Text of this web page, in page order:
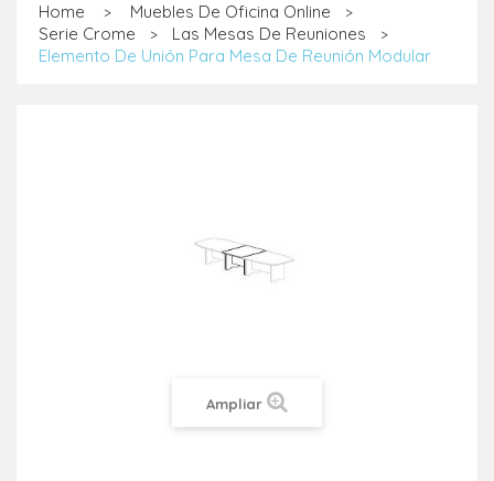
Home > Muebles De Oficina Online >
Serie Crome > Las Mesas De Reuniones >
Elemento De Unión Para Mesa De Reunión Modular
Ampliar